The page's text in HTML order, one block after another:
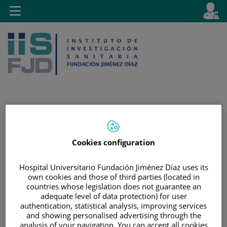
Saltar al contenido
activo
es
Toggle
navigation
Cookies configuration
Hospital Universitario Fundación Jiménez Díaz uses its
own cookies and those of third parties (located in
countries whose legislation does not guarantee an
adequate level of data protection) for user
authentication, statistical analysis, improving services
and showing personalised advertising through the
analysis of your navigation. You can accept all cookies